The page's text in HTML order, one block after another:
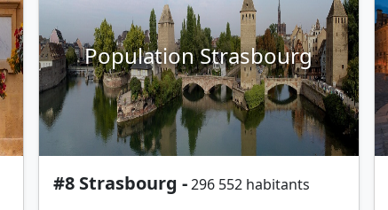
Population Strasbourg
#8 Strasbourg -296 552 habitants